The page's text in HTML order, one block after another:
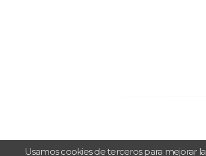
Usamos cookies de terceros para mejorar